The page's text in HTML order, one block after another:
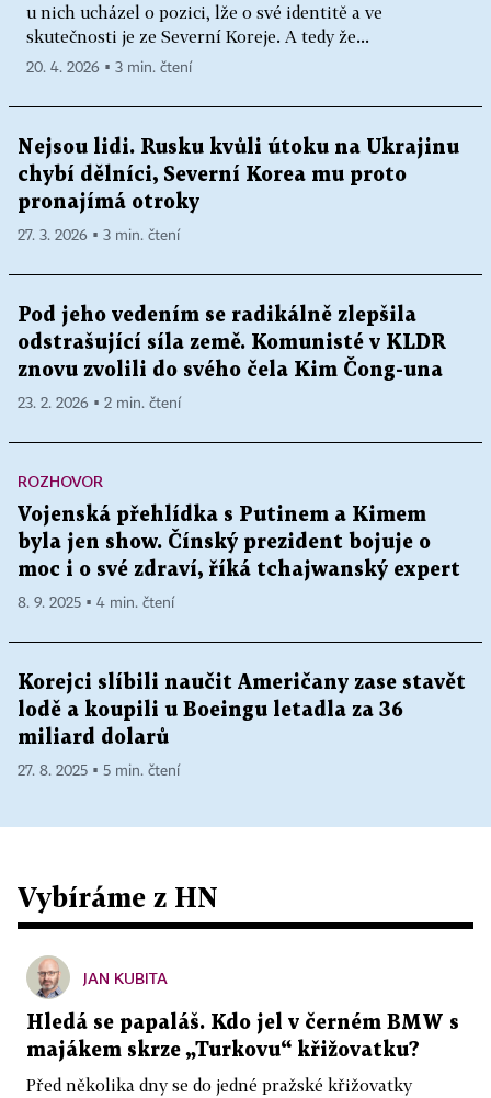
u nich ucházel o pozici, lže o své identitě a ve
skutečnosti je ze Severní Koreje. A tedy že...
20. 4. 2026 ▪ 3 min. čtení
Nejsou lidi. Rusku kvůli útoku na Ukrajinu
chybí dělníci, Severní Korea mu proto
pronajímá otroky
27. 3. 2026 ▪ 3 min. čtení
Pod jeho vedením se radikálně zlepšila
odstrašující síla země. Komunisté v KLDR
znovu zvolili do svého čela Kim Čong-una
23. 2. 2026 ▪ 2 min. čtení
ROZHOVOR
Vojenská přehlídka s Putinem a Kimem
byla jen show. Čínský prezident bojuje o
moc i o své zdraví, říká tchajwanský expert
8. 9. 2025 ▪ 4 min. čtení
Korejci slíbili naučit Američany zase stavět
lodě a koupili u Boeingu letadla za 36
miliard dolarů
27. 8. 2025 ▪ 5 min. čtení
Vybíráme z HN
JAN KUBITA
Hledá se papaláš. Kdo jel v černém BMW s
majákem skrze „Turkovu“ křižovatku?
Před několika dny se do jedné pražské křižovatky